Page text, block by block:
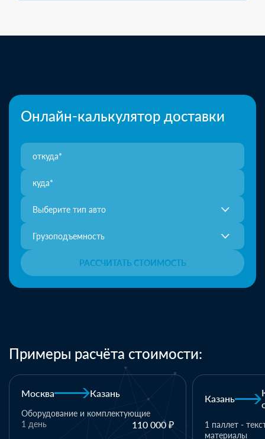
Онлайн-калькулятор доставки
Выберите тип авто
Грузоподъемность
РАССЧИТАТЬ СТОИМОСТЬ
Примеры расчёта стоимости:
Москва Казань
Оборудование и комплектующие
110 000 ₽
1 день
Казань
1 паллет -
материалы